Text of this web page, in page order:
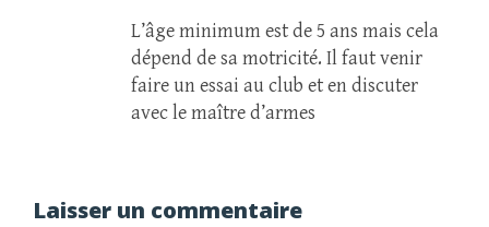
L’âge minimum est de 5 ans mais cela
dépend de sa motricité. Il faut venir
faire un essai au club et en discuter
avec le maître d’armes
Laisser un commentaire